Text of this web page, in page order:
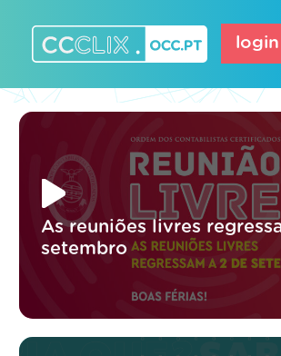
content
login
As reuniões livres
setembro